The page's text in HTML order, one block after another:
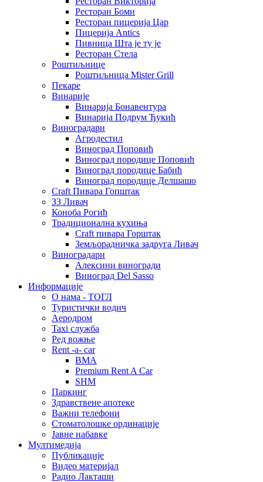
Ресторан Боми
Ресторан пицерија Цар
Пицерија Аntics
Пивница Шта је ту је
Ресторан Стела
Роштиљнице
Роштиљница Mister Grill
Пекаре
Винарије
Винарија Бонавентура
Винарија Подрум Ђукић
Виноградари
Агродестил
Виноград Поповић
Виноград породице Поповић
Виноград породице Бабић
Виноград породице Делшашо
Craft Пивара Гопштак
ЗЗ Ливач
Коноба Рогић
Традиционална кухиња
Craft пивара Горштак
Земљорадничка задруга Ливач
Виноградари
Алексини виногради
Виноград Del Sasso
Информације
О нама - ТОГЛ
Туристички водич
Аеродром
Taxi служба
Ред вожње
Rent -a- car
BMA
Premium Rent A Car
SHM
Паркинг
Здравствене апотеке
Важни телефони
Стоматолошке ординације
Јавне набавке
Мултимедија
Публикације
Видео материјал
Радио Лакташи